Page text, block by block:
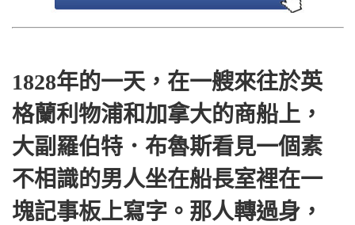
1828年的一天，在一艘來往於英
格蘭利物浦和加拿大的商船上，
大副羅伯特．布魯斯看見一個素
不相識的男人坐在船長室裡在一
塊記事板上寫字。那人轉過身，